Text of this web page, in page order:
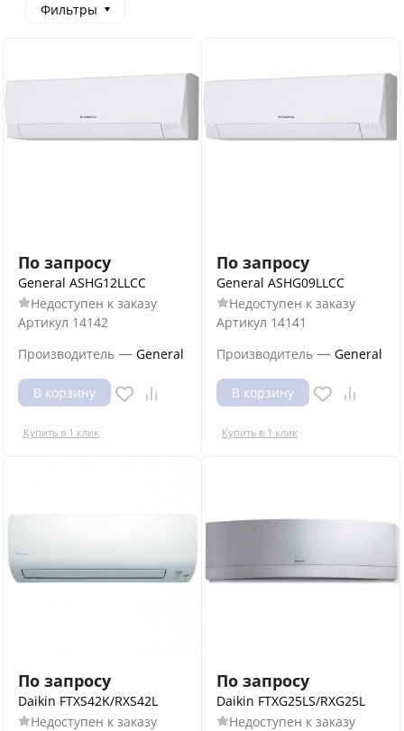
Фильтры
По запросу
General ASHG12LLCC
Недоступен к заказу
Артикул 14142
Производитель — General
В корзину
Купить в 1 клик
По запросу
General ASHG09LLCC
Недоступен к заказу
Артикул 14141
Производитель — General
В корзину
Купить в 1 клик
По запросу
Daikin FTXS42K/RXS42L
Недоступен к заказу
По запросу
Daikin FTXG25LS/RXG25L
Недоступен к заказу